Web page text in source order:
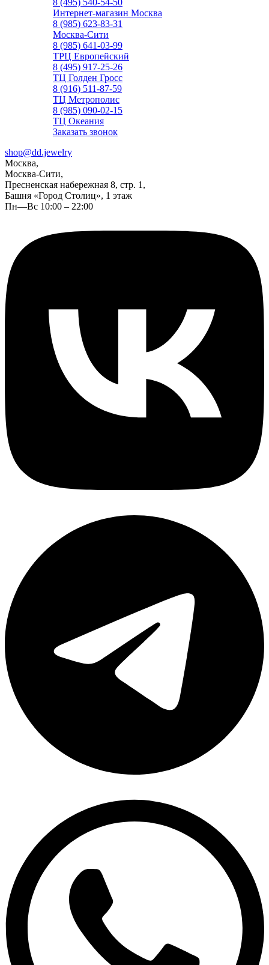
8 (495) 540-54-50
Интернет-магазин Москва
8 (985) 623-83-31
Москва-Сити
8 (985) 641-03-99
ТРЦ Европейский
8 (495) 917-25-26
ТЦ Голден Гросс
8 (916) 511-87-59
ТЦ Метрополис
8 (985) 090-02-15
ТЦ Океания
Заказать звонок
shop@dd.jewelry
Москва,
Москва-Сити,
Пресненская набережная 8, стр. 1,
Башня «Город Столиц», 1 этаж
Пн—Вс 10:00 – 22:00